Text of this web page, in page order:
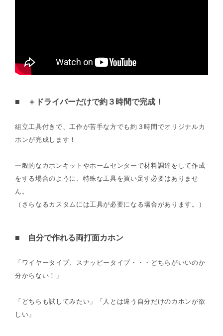
■ ＋ドライバーだけで約３時間で完成！
組立工具付きで、工作が苦手な方でも約３時間でオリジナルカ
ホンが完成します！
一般的なカホンキットやホームセンターで材料調達をして作成
をする場合のように、特殊な工具を買い足す必要はありませ
ん。
（さらなるカスタムには工具が必要になる場合があります。）
■ 自分で作れる両打面カホン
「ワイヤータイプ、スナッピータイプ・・・どちらがいいのか
分からない！」
「どちらも試してみたい」「人とは違う自分だけのカホンが欲
しい」